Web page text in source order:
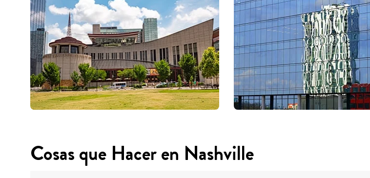
Cosas que Hacer en Nashville